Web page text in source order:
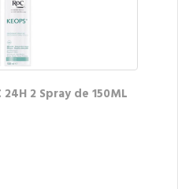
24H 2 Spray de 150ML